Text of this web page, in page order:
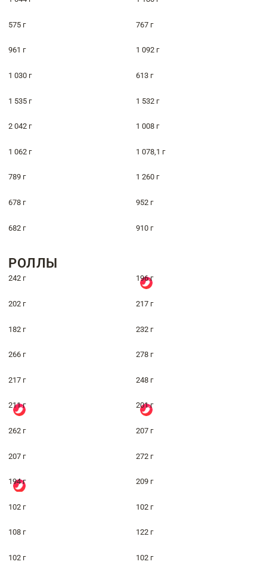
575 г 767 г
961 г 1 092 г
1 030 г 613 г
1 535 г 1 532 г
2 042 г 1 008 г
1 062 г 1 078,1 г
789 г 1 260 г
678 г 952 г
682 г 910 г
РОЛЛЫ
242 г 196 г
202 г 217 г
182 г 232 г
266 г 278 г
217 г 248 г
211 г 201 г
262 г 207 г
207 г 272 г
194 г 209 г
102 г 102 г
108 г 122 г
102 г 102 г